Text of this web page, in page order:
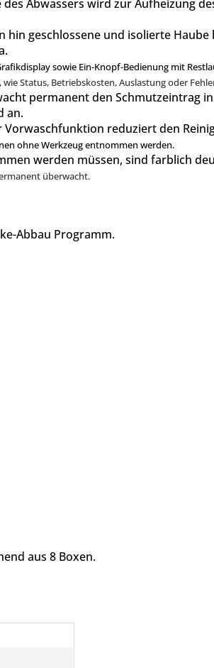
Abwassers wird zur Aufheizung
geschlossene und isolierte
sowie Ein-Knopf-Bedienung mit
Status, Betriebskosten, Auslastung oder
permanent den Schmutzeintrag
an.
reduziert den
ohne Werkzeug entnommen werden.
werden müssen, sind farblich
überwacht.
Abbau Programm.
aus 8 Boxen.